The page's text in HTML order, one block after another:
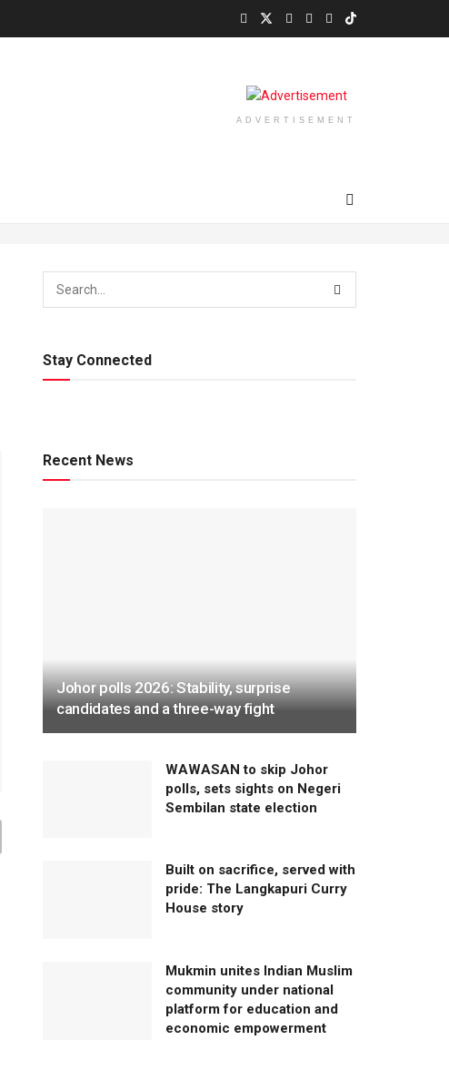
ADVERTISEMENT
Stay Connected
Recent News
Johor polls 2026: Stability, surprise
candidates and a three-way fight
WAWASAN to skip Johor
polls, sets sights on Negeri
Sembilan state election
Built on sacrifice, served with
pride: The Langkapuri Curry
House story
Mukmin unites Indian Muslim
community under national
platform for education and
economic empowerment